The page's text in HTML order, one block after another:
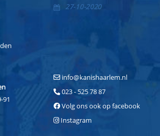
27-10-2020
91
info@kanishaarlem.nl
023 - 525 78 87
Volg ons ook op facebook
Instagram